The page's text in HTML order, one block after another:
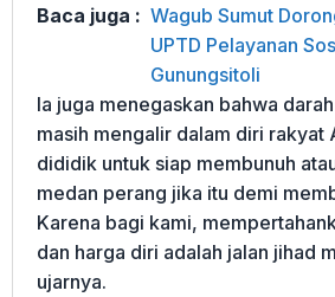
Baca juga : Wagub Sumut
UPTD Pelayanan
Gunungsitoli
Ia juga menegaskan bahwa
masih mengalir dalam diri rakyat
dididik untuk siap membunuh
medan perang jika itu demi
Karena bagi kami,
dan harga diri adalah jalan jihad
ujarnya.